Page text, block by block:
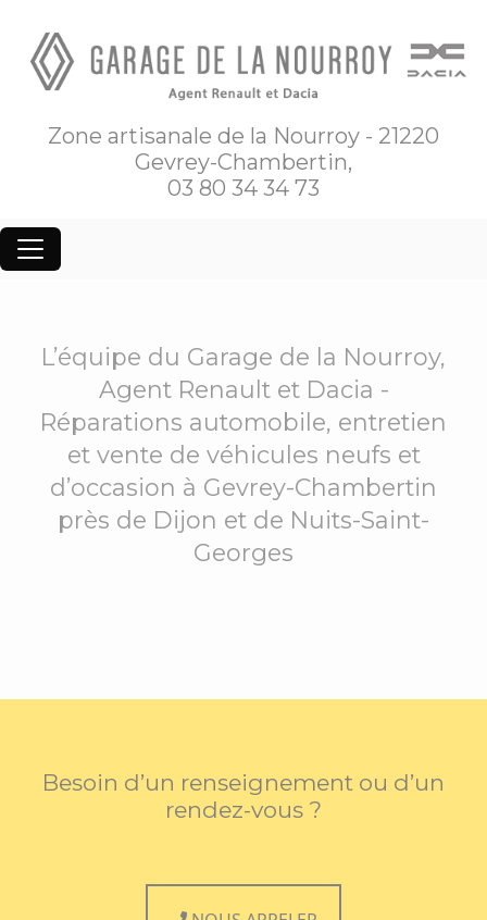
Zone artisanale de la Nourroy - 21220
Gevrey-Chambertin,
03 80 34 34 73
L’équipe du Garage de la Nourroy,
Agent Renault et Dacia -
Réparations automobile, entretien
et vente de véhicules neufs et
d’occasion à Gevrey-Chambertin
près de Dijon et de Nuits-Saint-
Georges
Besoin d’un renseignement ou d’un
rendez-vous ?